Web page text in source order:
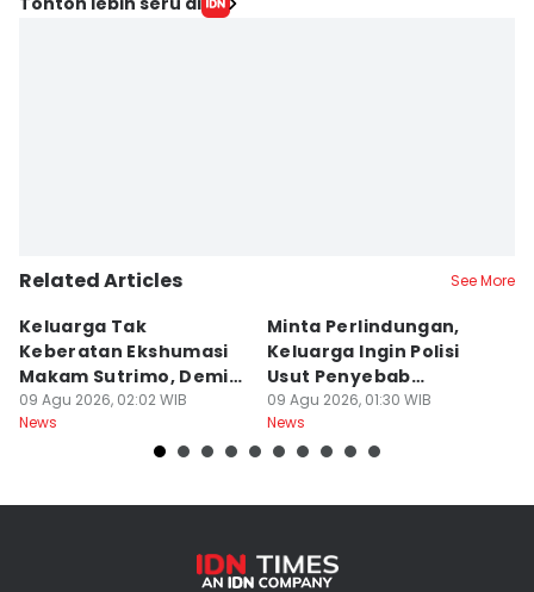
Related Articles See More
Keluarga Tak
Keberatan Ekshumasi
Makam Sutrimo, Demi
Usut Kematian
Almarhum
09 Agu 2026, 02:02 WIB
News
Minta Perlindungan,
Keluarga Ingin Polisi
Usut Penyebab
Kematian Sutrimo
09 Agu 2026, 01:30 WIB
News